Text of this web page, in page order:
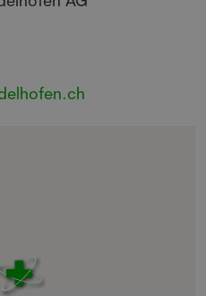
Woche die neusten
aus der Welt der